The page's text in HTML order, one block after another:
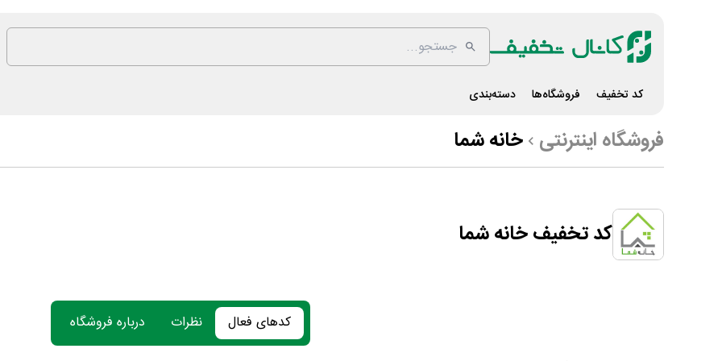
کد تخفیف فروشگاه‌ها دسته‌بندی
فروشگاه اینترنتی خانه شما
کد تخفیف خانه شما
کدهای فعال نظرات درباره فروشگاه